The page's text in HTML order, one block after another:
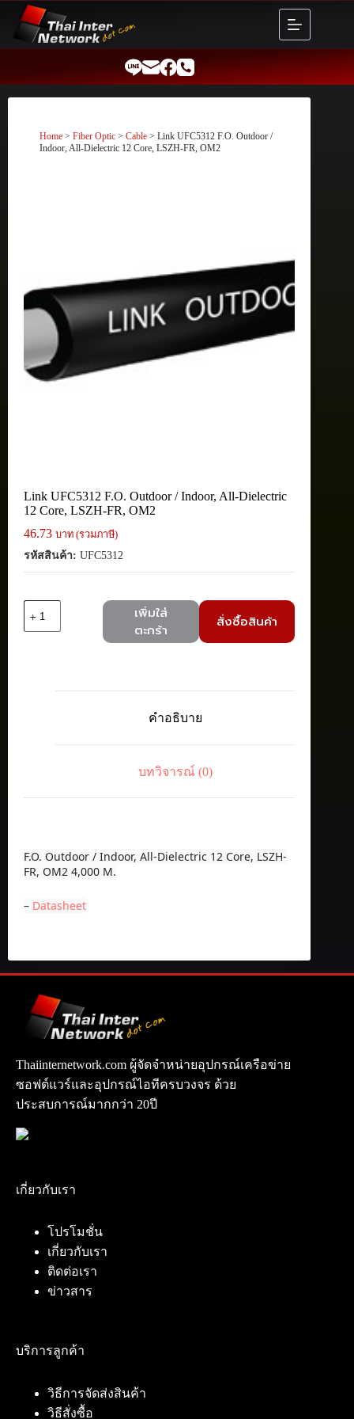
content
Home > Fiber Optic > Cable > Link UFC5312 F.O. Outdoor /
Indoor, All-Dielectric 12 Core, LSZH-FR, OM2
Link UFC5312 F.O. Outdoor / Indoor, All-Dielectric
12 Core, LSZH-FR, OM2
46.73 บาท (รวมภาษี)
รหัสสินค้า: UFC5312
Link
Indoor,
เพิ่มใส่
ตะกร้า
สั่งซื้อสินค้า
คำอธิบาย
บทวิจารณ์ (0)
F.O. Outdoor / Indoor, All-Dielectric 12 Core, LSZH-
FR, OM2 4,000 M.
– Datasheet
Thaiinternetwork.com ผู้จัดจำหน่ายอุปกรณ์เครือข่าย
ซอฟต์แวร์และอุปกรณ์ไอทีครบวงจร ด้วย
ประสบการณ์มากกว่า 20ปี
เกี่ยวกับเรา
โปรโมชั่น
เกี่ยวกับเรา
ติดต่อเรา
ข่าวสาร
บริการลูกค้า
วิธีการจัดส่งสินค้า
วิธีสั่งซื้อ